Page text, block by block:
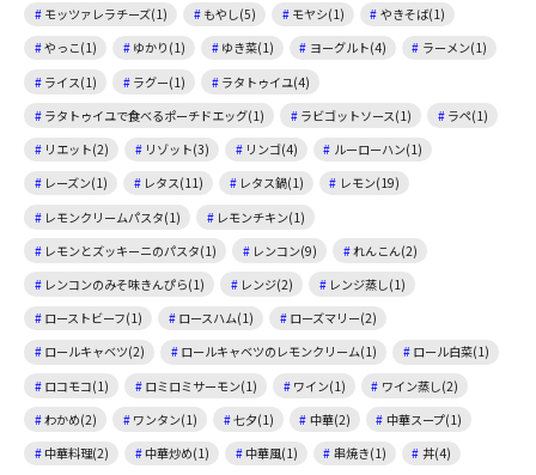
モッツァレラチーズ(1)
もやし(5) モヤシ(1)
やきそば(1)
やっこ(1)
ゆかり(1) ゆき菜(1) ヨーグルト(4)
ラーメン(1)
ライス(1)
ラグー(1)
ラタトゥイユ(4)
ラタトゥイユで食べるポーチドエッグ(1)
ラビゴットソース(1)
ラペ(1)
リエット(2)
リゾット(3) リンゴ(4)
ルーローハン(1)
レーズン(1)
レタス(11) レタス鍋(1)
レモン(19)
レモンクリームパスタ(1)
レモンチキン(1)
レモンとズッキーニのパスタ(1)
レンコン(9)
れんこん(2)
レンコンのみそ味きんぴら(1)
レンジ(2)
レンジ蒸し(1)
ローストビーフ(1)
ロースハム(1)
ローズマリー(2)
ロールキャベツ(2)
ロールキャベツのレモンクリーム(1)
ロール白菜(1)
ロコモコ(1)
ロミロミサーモン(1) ワイン(1)
ワイン蒸し(2)
わかめ(2)
ワンタン(1) 七夕(1) 中華(2)
中華スープ(1)
中華料理(2)
中華炒め(1) 中華風(1) 串焼き(1)
丼(4)